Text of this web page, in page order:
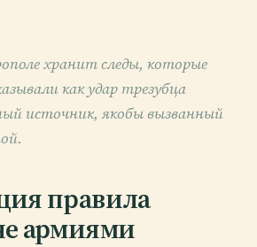
хранит следы, которые
как удар трезубца
источник, якобы вызванный
правила
армиями